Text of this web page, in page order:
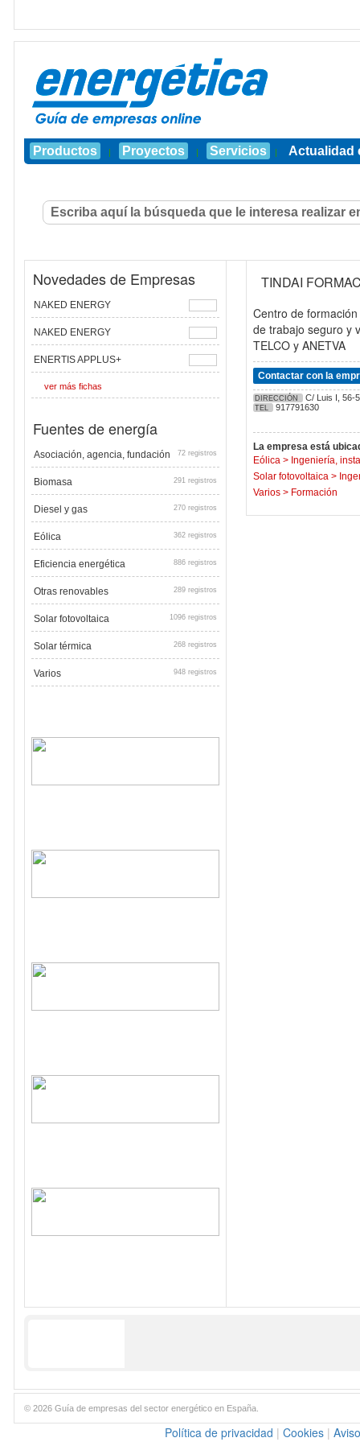
Productos | Proyectos | Servicios | Actualidad
Novedades de Empresas
NAKED ENERGY
NAKED ENERGY
ENERTIS APPLUS+
ver más fichas
Fuentes de energía
Asociación, agencia, fundación 72 registros
Biomasa 291 registros
Diesel y gas 270 registros
Eólica 362 registros
Eficiencia energética 886 registros
Otras renovables 289 registros
Solar fotovoltaica 1096 registros
Solar térmica 268 registros
Varios 948 registros
TINDAI
Centro de
de trabajo seguro y
TELCO y ANETVA
Contactar con la
DIRECCIÓN C/ Luis I, 56-
TEL 917791630
La empresa está
Eólica > Ingeniería,
Solar fotovoltaica >
Varios > Formación
© 2026 Guía de empresas del sector energético en España.
Política de privacidad | Cookies |